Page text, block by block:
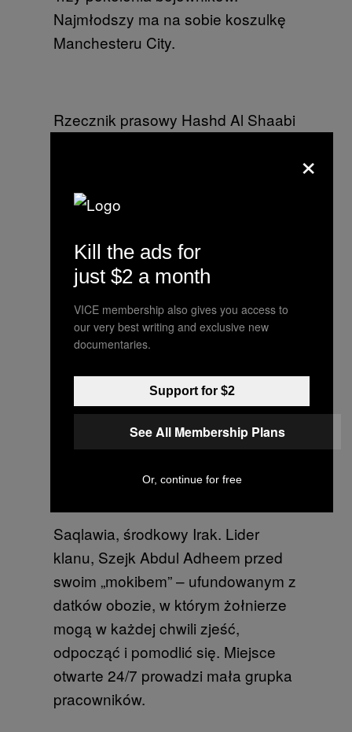
Najmłodszy ma na sobie koszulkę
Manchesteru City.
Rzecznik prasowy Hashd Al Shaabi
Husseina w Tikricie
Kiedy zapytałem tego faceta, czy
mogę zrobić mu zdjęcie, kiwną tylko
głową, nie przerywając rozmowy z
innymi żołnierzami. Zachowywali
towarzyskie. Gdyby nie karabin
maszynowy o kalibrze 13 mm, to
zdjęcie wyglądałoby jak fotka z
rodzinnego grilla.
Saqlawia, środkowy Irak. Lider
klanu, Szejk Abdul Adheem przed
swoim „mokibem” – ufundowanym z
datków obozie, w którym żołnierze
mogą w każdej chwili zjeść,
odpocząć i pomodlić się. Miejsce
otwarte 24/7 prowadzi mała grupka
pracowników.
×
Kill the ads for
just $2 a month
VICE membership also gives you access to
our very best writing and exclusive new
documentaries.
Support for $2
See All Membership Plans
Or, continue for free